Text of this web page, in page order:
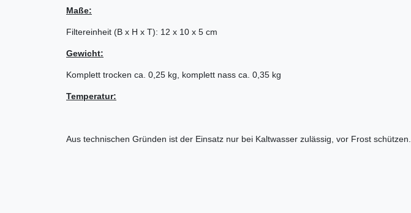
Maße:
Filtereinheit (B x H x T): 12 x 10 x 5 cm
Gewicht:
Komplett trocken ca. 0,25 kg, komplett nass ca. 0,35 kg
Temperatur:
Aus technischen Gründen ist der Einsatz nur bei Kaltwasser zulässig, vor Frost schützen.